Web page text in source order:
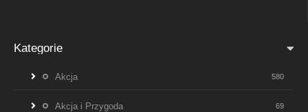
Kategorie
Akcja 580
Akcja i Przygoda 69